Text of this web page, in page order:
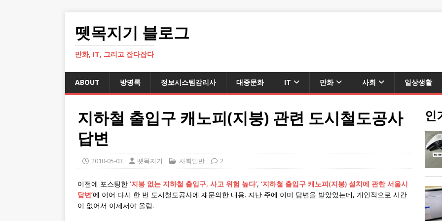
뗏목지기 블로그
만화, IT, 그리고 잡다잡다
ABOUT 방명록 정보시스템감리사 대중문화 IT 만화 사회 일상생활
지하철 출입구 캐노피(지붕) 관련 도시철도공사
답변
2010-05-03 뗏목지기 사회일반 2
이전에 포스팅한 ‘지붕 없는 지하철 출입구, 사고 위험 높다’, ‘지하철 출입구 캐노피(지붕) 설치에 관한 서울시
답변’에 이어 다시 한 번 도시철도공사에 재문의한 내용. 지난 주에 이미 답변을 받았었는데, 개인적으로 시간
이 없어서 이제서야 올림.
인